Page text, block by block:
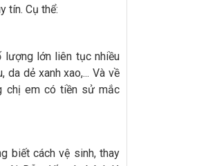
tín. Cụ thể:
lượng lớn liên tục nhiều
dẻ xanh xao,... Và về
chị em có tiền sử mắc
biết cách vệ sinh, thay